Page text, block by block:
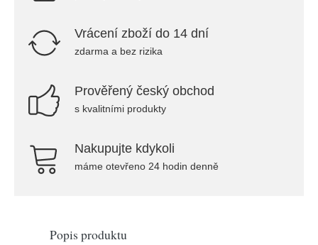
Vrácení zboží do 14 dní
zdarma a bez rizika
Prověřený český obchod
s kvalitními produkty
Nakupujte kdykoli
máme otevřeno 24 hodin denně
Popis produktu